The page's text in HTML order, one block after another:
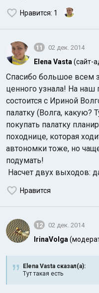
Нравится: 1
11 02 дек. 2014
Elena Vasta (сайт-
Cпасибо большое всем
ценного узнала! На
состоится с Ириной
палатку (Волга, какую?
покупать палатку
походнице, которая
автономки тоже, но
подумать!
Насчет двух выходов:
Нравится
12 02 дек. 2014
IrinaVolga
Elena Vasta сказал(а):
Тут такая есть